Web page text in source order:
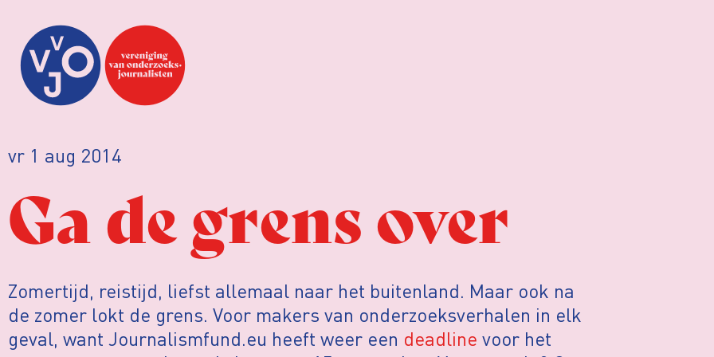
vr 1 aug 2014
Ga de grens over
Zomertijd, reistijd, liefst allemaal naar het buitenland. Maar ook na
de zomer lokt de grens. Voor makers van onderzoeksverhalen in elk
geval, want Journalismfund.eu heeft weer een deadline voor het